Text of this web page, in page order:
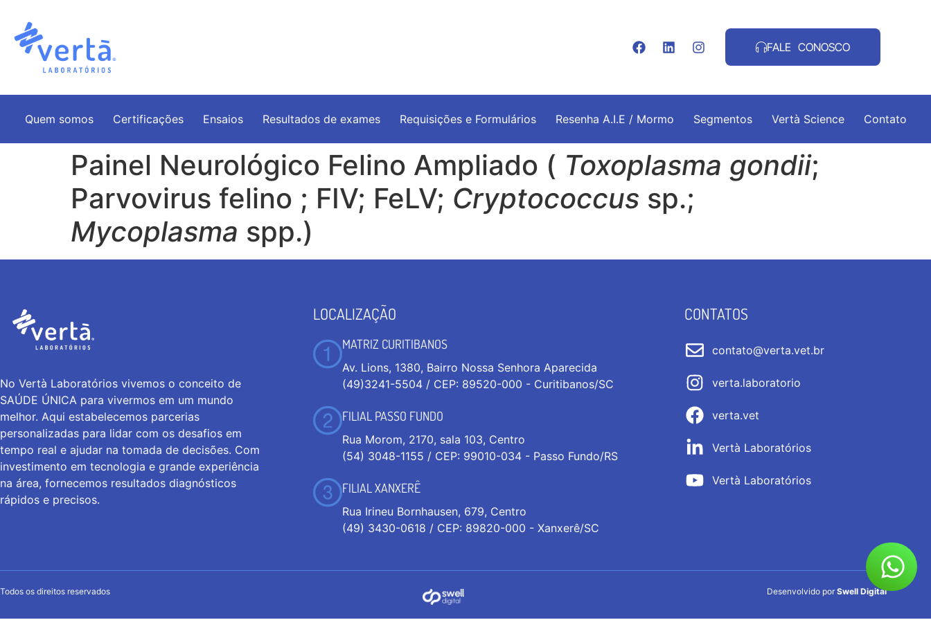
FALE CONOSCO
Quem somos Certificações Ensaios Resultados de exames Requisições e Formulários Resenha A.I.E / Mormo Segmentos Vertà Science Contato
Painel Neurológico Felino Ampliado ( Toxoplasma gondii;
Parvovirus felino ; FIV; FeLV; Cryptococcus sp.;
Mycoplasma spp.)
No Vertà Laboratórios vivemos o conceito de
SAÚDE ÚNICA para vivermos em um mundo
melhor. Aqui estabelecemos parcerias
personalizadas para lidar com os desafios em
tempo real e ajudar na tomada de decisões. Com
investimento em tecnologia e grande experiência
na área, fornecemos resultados diagnósticos
rápidos e precisos.
LOCALIZAÇÃO
MATRIZ CURITIBANOS
Av. Lions, 1380, Bairro Nossa Senhora Aparecida
(49)3241-5504 / CEP: 89520-000 - Curitibanos/SC
FILIAL PASSO FUNDO
Rua Morom, 2170, sala 103, Centro
(54) 3048-1155 / CEP: 99010-034 - Passo Fundo/RS
FILIAL XANXERÊ
Rua Irineu Bornhausen, 679, Centro
(49) 3430-0618 / CEP: 89820-000 - Xanxerê/SC
CONTATOS
contato@verta.vet.br
verta.laboratorio
verta.vet
Vertà Laboratórios
Vertà Laboratórios
Todos os direitos reservados Desenvolvido por Swell Digital